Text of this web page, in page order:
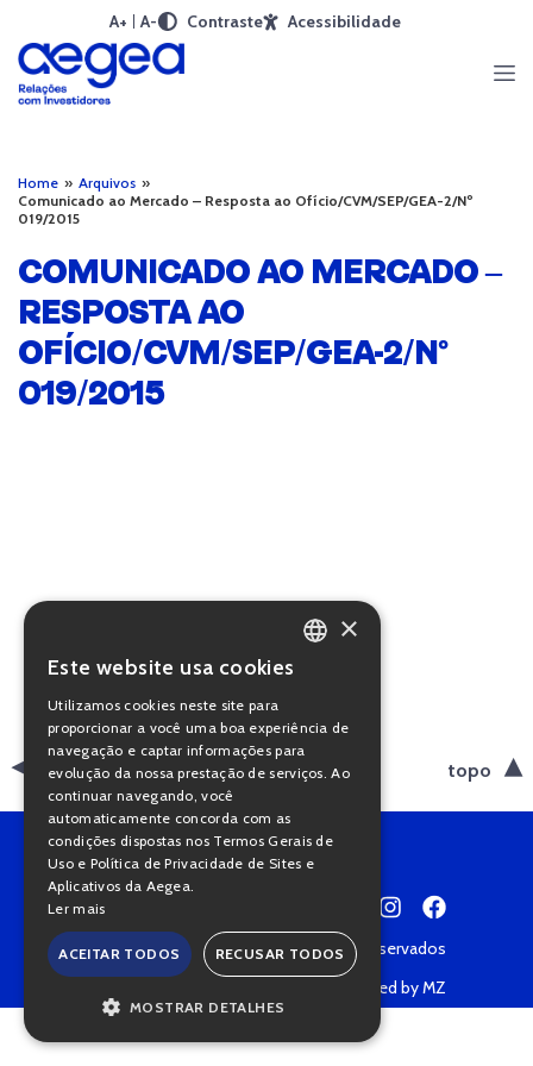
A+ A- Contraste Acessibilidade
Home » Arquivos »
Comunicado ao Mercado – Resposta ao Ofício/CVM/SEP/GEA-2/Nº
019/2015
COMUNICADO AO MERCADO –
RESPOSTA AO
OFÍCIO/CVM/SEP/GEA-2/Nº
019/2015
voltar topo
Copyright © 2022 • Todos os direitos reservados
Powered by MZ
PORTUGUESE
×
Este website usa cookies
Utilizamos cookies neste site para
proporcionar a você uma boa experiência de
navegação e captar informações para
evolução da nossa prestação de serviços. Ao
continuar navegando, você
automaticamente concorda com as
condições dispostas nos Termos Gerais de
Uso e Política de Privacidade de Sites e
Aplicativos da Aegea.
Ler mais
ACEITAR TODOS RECUSAR TODOS
MOSTRAR DETALHES